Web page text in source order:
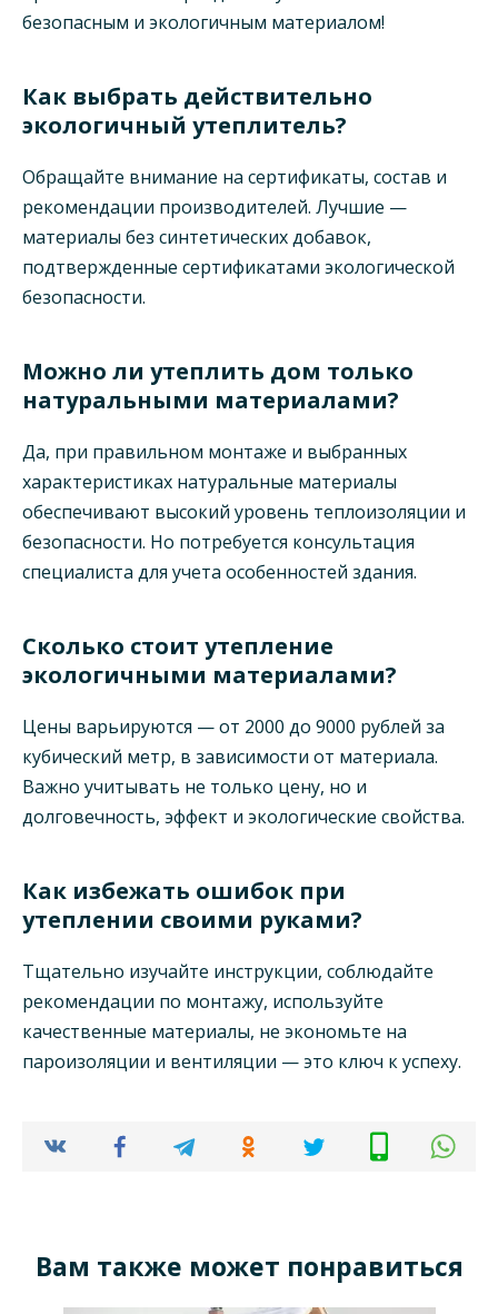
безопасным и экологичным материалом!
Как выбрать действительно
экологичный утеплитель?
Обращайте внимание на сертификаты, состав и
рекомендации производителей. Лучшие —
материалы без синтетических добавок,
подтвержденные сертификатами экологической
безопасности.
Можно ли утеплить дом только
натуральными материалами?
Да, при правильном монтаже и выбранных
характеристиках натуральные материалы
обеспечивают высокий уровень теплоизоляции и
безопасности. Но потребуется консультация
специалиста для учета особенностей здания.
Сколько стоит утепление
экологичными материалами?
Цены варьируются — от 2000 до 9000 рублей за
кубический метр, в зависимости от материала.
Важно учитывать не только цену, но и
долговечность, эффект и экологические свойства.
Как избежать ошибок при
утеплении своими руками?
Тщательно изучайте инструкции, соблюдайте
рекомендации по монтажу, используйте
качественные материалы, не экономьте на
пароизоляции и вентиляции — это ключ к успеху.
Вам также может понравиться